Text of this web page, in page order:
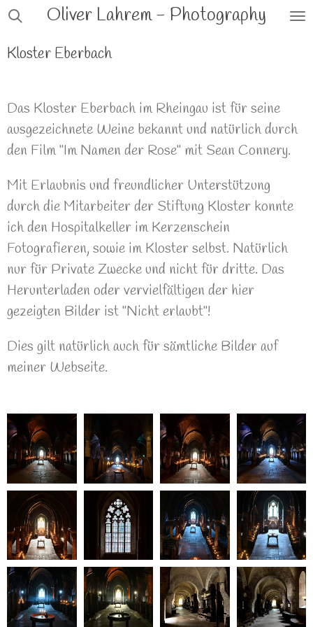
Zum
springen
Oliver Lahrem - Photography
Kloster Eberbach
Das Kloster Eberbach im Rheingau ist für seine
ausgezeichnete Weine bekannt und natürlich durch
den Film "Im Namen der Rose" mit Sean Connery.
Mit Erlaubnis und freundlicher Unterstützung
durch die Mitarbeiter der Stiftung Kloster konnte
ich den Hospitalkeller im Kerzenschein
Fotografieren, sowie im Kloster selbst. Natürlich
nur für Private Zwecke und nicht für dritte. Das
Herunterladen oder vervielfältigen der hier
gezeigten Bilder ist "Nicht erlaubt"!
Dies gilt natürlich auch für sämtliche Bilder auf
meiner Webseite.